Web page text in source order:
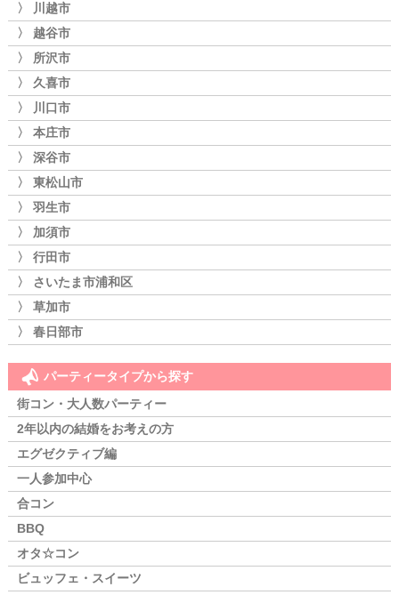
〉 川越市
〉 越谷市
〉 所沢市
〉 久喜市
〉 川口市
〉 本庄市
〉 深谷市
〉 東松山市
〉 羽生市
〉 加須市
〉 行田市
〉 さいたま市浦和区
〉 草加市
〉 春日部市
パーティータイプから探す
街コン・大人数パーティー
2年以内の結婚をお考えの方
エグゼクティブ編
一人参加中心
合コン
BBQ
オタ☆コン
ビュッフェ・スイーツ